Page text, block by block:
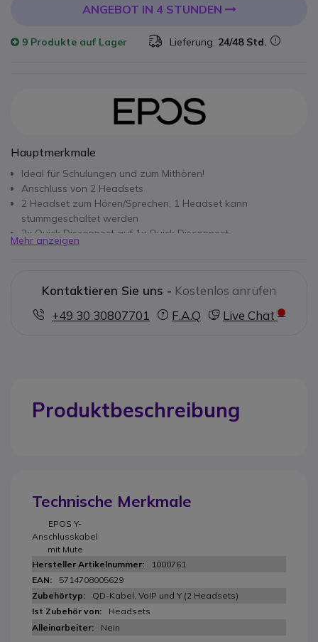
ANGEBOT IN 4 STUNDEN
9 Produkte auf Lager Lieferung: 24/48 Std.
Hauptmerkmale
Ideal für Schulungen und zum Mithören!
Anschluss von 2 Headsets
2 Headset zum Hören/Sprechen, 1 Headset kann
stummgeschaltet werden
2x Quick Disconnect auf 1x Quick Disconnect
Mehr anzeigen
Kontaktieren Sie uns - Kostenlos anrufen
+49 30 30807701
F.A.Q Live Chat
Produktbeschreibung
Technische Merkmale
EPOS Y-
Anschlusskabel
mit Mute
1000761
5714708005629
QD-Kabel, VoIP und Y (2 Headsets)
Headsets
Nein